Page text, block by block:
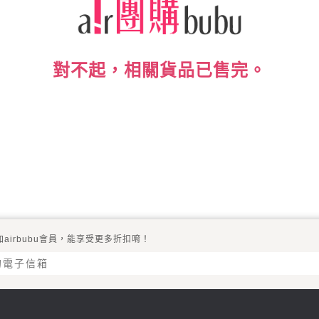
對不起，相關貨品已售完。
airbubu會員，能享受更多折扣唷！